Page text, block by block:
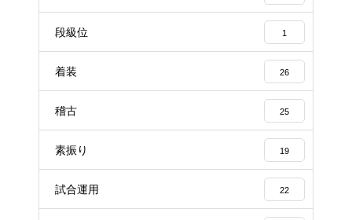
段級位 1
着装 26
稽古 25
素振り 19
試合運用 22